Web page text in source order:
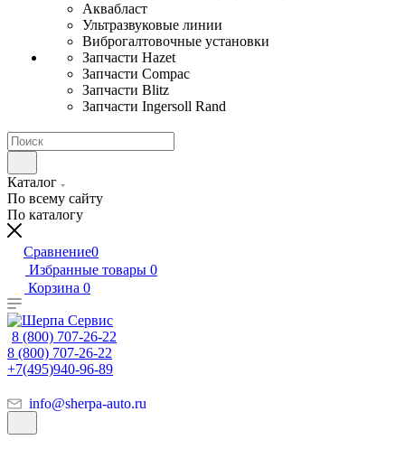
Аквабласт
Ультразвуковые линии
Виброгалтовочные установки
Запчасти Hazet
Запчасти Compac
Запчасти Blitz
Запчасти Ingersoll Rand
Каталог
По всему сайту
По каталогу
Сравнение0
Избранные товары 0
Корзина 0
8 (800) 707-26-22
8 (800) 707-26-22
+7(495)940-96-89
info@sherpa-auto.ru